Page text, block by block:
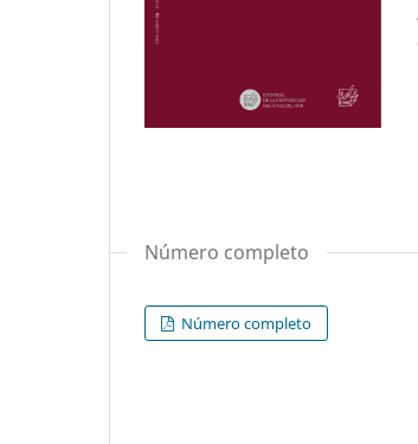
Número completo
Número completo